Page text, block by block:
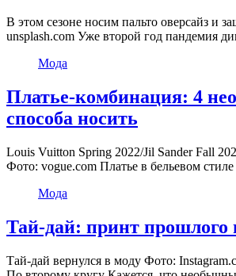
В этом сезоне носим пальто оверсайз и
unsplash.com Уже второй год пандемия
Мода
Платье-комбинация: 4
способа носить
Louis Vuitton Spring 2022/Jil Sander Fall
Фото: vogue.com Платье в бельевом
Мода
Тай-дай: принт прошлого
Тай-дай вернулся в моду Фото: